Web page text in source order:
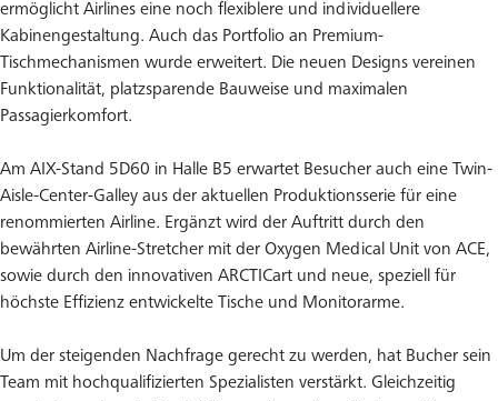
ermöglicht Airlines eine noch flexiblere und individuellere
Kabinengestaltung. Auch das Portfolio an Premium-
Tischmechanismen wurde erweitert. Die neuen Designs vereinen
Funktionalität, platzsparende Bauweise und maximalen
Passagierkomfort.
Am AIX-Stand 5D60 in Halle B5 erwartet Besucher auch eine Twin-
Aisle-Center-Galley aus der aktuellen Produktionsserie für eine
renommierten Airline. Ergänzt wird der Auftritt durch den
bewährten Airline-Stretcher mit der Oxygen Medical Unit von ACE,
sowie durch den innovativen ARCTICart und neue, speziell für
höchste Effizienz entwickelte Tische und Monitorarme.
Um der steigenden Nachfrage gerecht zu werden, hat Bucher sein
Team mit hochqualifizierten Spezialisten verstärkt. Gleichzeitig